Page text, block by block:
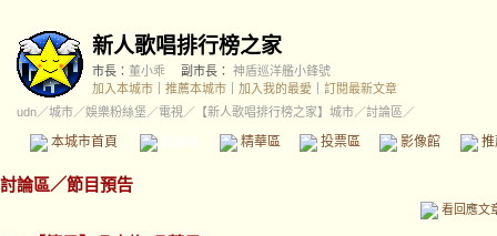
新人歌唱排行榜之家
市長： 董小乖 副市長： 神盾巡洋艦小鋒號
加入本城市
推薦本城市 加入我的最愛
訂閱最新文章
udn／城市／娛樂粉絲堡 ／電視 ／ 【新人歌唱排行榜之家】城市／討論區／
本城市首頁 精華區 投票區 影像館
討論區／節目預告
看回應文